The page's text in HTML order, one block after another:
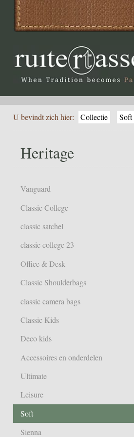
U bevindt zich hier: Collectie Soft
Heritage
Vanguard
Classic College
classic satchel
classic college 23
Office & Desk
Classic Shoulderbags
classic camera bags
Classic Kids
Deco kids
Accessoires en onderdelen
Ultimate
Leisure
Soft
Sienna